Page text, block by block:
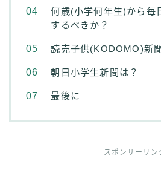
何歳(小学何年生)から毎
するべきか？
読売子供(KODOMO)新
朝日小学生新聞は？
最後に
スポンサーリン